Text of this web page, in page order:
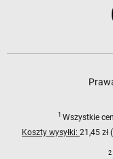
1 Wszystkie
Koszty wysyłki: 21,45 zł
2